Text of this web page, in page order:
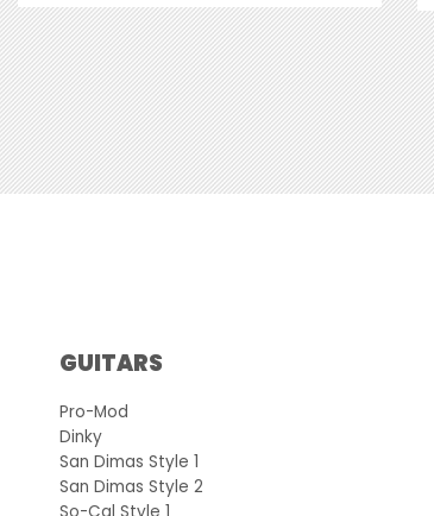
GUITARS
Pro-Mod
Dinky
San Dimas Style 1
San Dimas Style 2